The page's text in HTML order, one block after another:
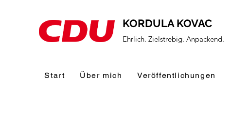
KORDULA KOVAC
Ehrlich. Zielstrebig. Anpackend.
Start Über mich Veröffentlichungen